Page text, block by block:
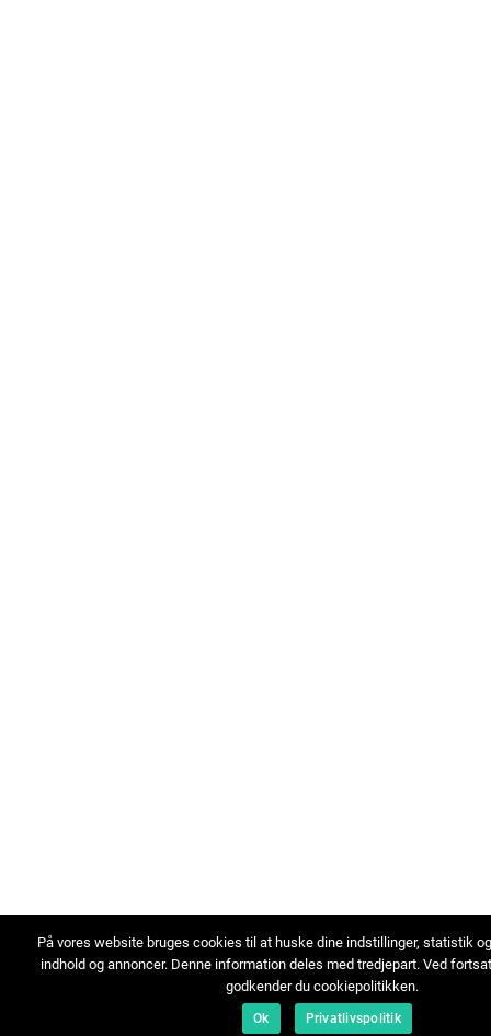
På vores website bruges cookies til at huske dine indstillinger, statistik
indhold og annoncer. Denne information deles med tredjepart. Ved
godkender du cookiepolitikken.
Ok Privatlivspolitik